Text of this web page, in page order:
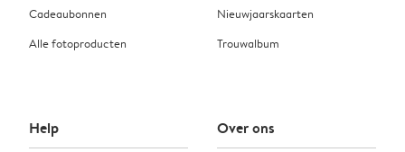
Cadeaubonnen
Alle fotoproducten
Nieuwjaarskaarten
Trouwalbum
Help Over ons